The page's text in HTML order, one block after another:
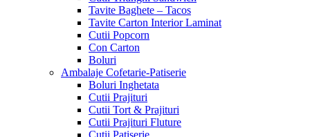
Tavite Baghete – Tacos
Tavite Carton Interior Laminat
Cutii Popcorn
Con Carton
Boluri
Ambalaje Cofetarie-Patiserie
Boluri Inghetata
Cutii Prajituri
Cutii Tort & Prajituri
Cutii Prajituri Fluture
Cutii Patiserie